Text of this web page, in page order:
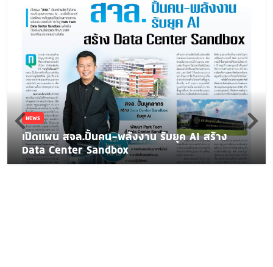
NEWS
เปิดแผน สจล.ปั้นคน-พลังงาน รับยุค AI สร้าง
Data Center Sandbox